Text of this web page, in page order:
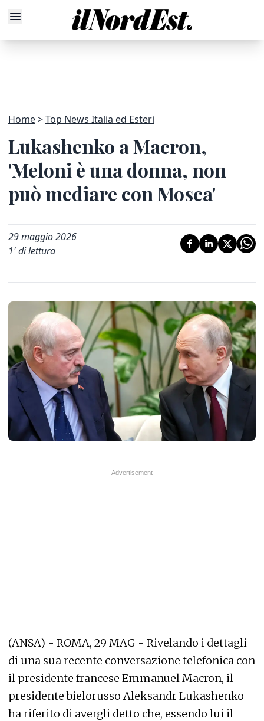
Home Top News Italia ed Esteri
Lukashenko a Macron,
'Meloni è una donna, non
può mediare con Mosca'
29 maggio 2026
1' di lettura
(ANSA) - ROMA, 29 MAG - Rivelando i dettagli
di una sua recente conversazione telefonica con
il presidente francese Emmanuel Macron, il
presidente bielorusso Aleksandr Lukashenko
ha riferito di avergli detto che, essendo lui il